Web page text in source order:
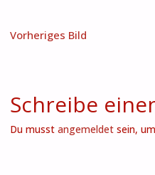
Vorheriges Bild
Schreibe
Du musst angemeldetsein,